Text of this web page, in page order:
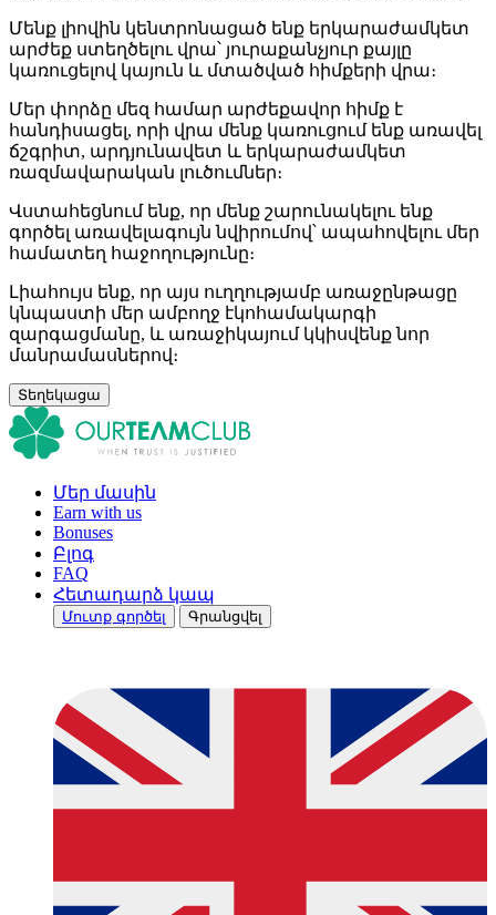
Մենք լիովին կենտրոնացած ենք երկարաժամկետ
արժեք ստեղծելու վրա՝ յուրաքանչյուր քայլը
կառուցելով կայուն և մտածված հիմքերի վրա։
Մեր փորձը մեզ համար արժեքավոր հիմք է
հանդիսացել, որի վրա մենք կառուցում ենք առավել
ճշգրիտ, արդյունավետ և երկարաժամկետ
ռազմավարական լուծումներ։
Վստահեցնում ենք, որ մենք շարունակելու ենք
գործել առավելագույն նվիրումով՝ ապահովելու մեր
համատեղ հաջողությունը։
Լիահույս ենք, որ այս ուղղությամբ առաջընթացը
կնպաստի մեր ամբողջ էկոհամակարգի
զարգացմանը, և առաջիկայում կկիսվենք նոր
մանրամասներով։
Տեղեկացա
Մեր մասին
Earn with us
Bonuses
Բլոգ
FAQ
Հետադարձ կապ
Մուտք գործել Գրանցվել